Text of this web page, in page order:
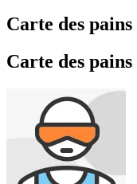
Carte des
Carte des